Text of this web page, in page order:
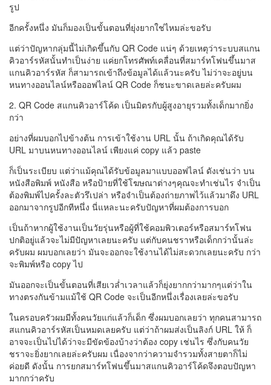
รูป
อีกครั้งหนึ่ง มันก็มองเป็นขั้นตอนที่ยุ่งยากใช่ไหมล่ะขอรับ
แต่ว่าปัญหากลุ่มนี้ไม่เกิดขึ้นกับ QR Code แน่ๆ ด้วยเหตุว่าระบบสแกน
คิวอาร์รหัสนั้นทำเป็นง่าย แค่ยกโทรศัพท์เคลื่อนที่สมาร์ทโฟนขึ้นมาส
แกนคิวอาร์รหัส ก็สามารถเข้าถึงข้อมูลได้แล้วนะครับ ไม่ว่าจะอยู่บน
หนทางออนไลน์หรือออฟไลน์ QR Code ก็ชนะขาดเลยล่ะครับผม
2. QR Code สแกนคิวอาร์โค้ด เป็นมิตรกับผู้สูงอายุรวมทั้งเด็กมากยิ่ง
กว่า
อย่างที่ผมบอกไปข้างต้น การเข้าใช้งาน URL นั้น ถ้าเกิดคุณได้รับ
URL มาบนหนทางออนไลน์ เพียงแค่ copy แล้ว paste
ก็เป็นระเบียบ แต่ว่าแม้คุณได้รับข้อมูลมาแบบออฟไลน์ ดังเช่นว่า บน
หนังสือพิมพ์ หนังสือ หรือป้ายที่ใช้โฆษณาต่างๆคุณจะทำเช่นไร จำเป็น
ต้องพิมพ์ไปครั้งละตัวรึเปล่า หรือจำเป็นต้องถ่ายภาพไว้แล้วมาดึง URL
ออกมาจากรูปอีกทีหนึ่ง นี่แหละนะครับปัญหาที่ผมต้องการบอก
เป็นถ้าหากผู้ใช้งานเป็นวัยรุ่นหรือผู้ที่ใช้คอมพิวเตอร์หรือสมาร์ทโฟน
ปกติอยู่แล้วจะไม่มีปัญหาเลยนะครับ แต่กับคนชราหรือเด็กกว่านั้นล่ะ
ครับผม ผมบอกเลยว่า มันจะออกจะใช้งานได้ไม่สะดวกเลยนะครับ กว่า
จะพิมพ์หรือ copy ไป
มันออกจะเป็นขั้นตอนที่เสียเวล่ำเวลาแล้วก็ยุ่งยากกว่ามากๆแต่ว่าใน
ทางตรงกันข้ามแม้ใช้ QR Code จะเป็นอีกหนึ่งเรื่องเลยล่ะขอรับ
ในครอบครัวผมมีทั้งคนวัยแก่แล้วก็เด็ก ซึ่งผมบอกเลยว่า ทุกคนสามารถ
สแกนคิวอาร์รหัสเป็นหมดเลยครับ แต่ว่าถ้าผมส่งเป็นลิงก์ URL ให้ ก็
อาจจะเป็นไปได้ว่าจะมีขัดข้องบ้างว่าต้อง copy เช่นไร ซึ่งกับคนวัย
ชราจะยิ่งยากเลยล่ะครับผม เนื่องจากว่าความจำรวมทั้งสายตาก็ไม่
ค่อยดี ดังนั้น การยกสมาร์ทโฟนขึ้นมาสแกนคิวอาร์โค้ดจึงตอบปัญหา
มากกว่าครับ